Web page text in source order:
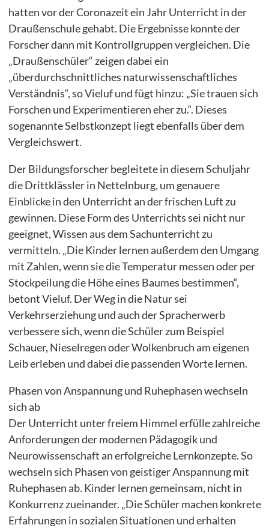
hatten vor der Coronazeit ein Jahr Unterricht in der
Draußenschule gehabt. Die Ergebnisse konnte der
Forscher dann mit Kontrollgruppen vergleichen. Die
„Draußenschüler“ zeigen dabei ein
„überdurchschnittliches naturwissenschaftliches
Verständnis“, so Vieluf und fügt hinzu: „Sie trauen sich
Forschen und Experimentieren eher zu.“. Dieses
sogenannte Selbstkonzept liegt ebenfalls über dem
Vergleichswert.
Der Bildungsforscher begleitete in diesem Schuljahr
die Drittklässler in Nettelnburg, um genauere
Einblicke in den Unterricht an der frischen Luft zu
gewinnen. Diese Form des Unterrichts sei nicht nur
geeignet, Wissen aus dem Sachunterricht zu
vermitteln. „Die Kinder lernen außerdem den Umgang
mit Zahlen, wenn sie die Temperatur messen oder per
Stockpeilung die Höhe eines Baumes bestimmen“,
betont Vieluf. Der Weg in die Natur sei
Verkehrserziehung und auch der Spracherwerb
verbessere sich, wenn die Schüler zum Beispiel
Schauer, Nieselregen oder Wolkenbruch am eigenen
Leib erleben und dabei die passenden Worte lernen.
Phasen von Anspannung und Ruhephasen wechseln
sich ab
Der Unterricht unter freiem Himmel erfülle zahlreiche
Anforderungen der modernen Pädagogik und
Neurowissenschaft an erfolgreiche Lernkonzepte. So
wechseln sich Phasen von geistiger Anspannung mit
Ruhephasen ab. Kinder lernen gemeinsam, nicht in
Konkurrenz zueinander. „Die Schüler machen konkrete
Erfahrungen in sozialen Situationen und erhalten